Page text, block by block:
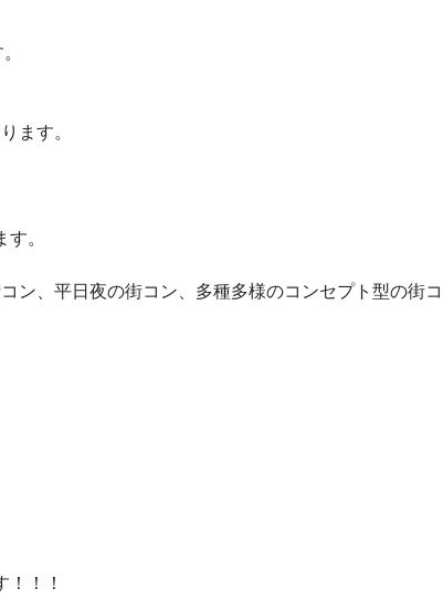
ます。
。
、平日夜の街コン、多種多様のコンセプト型の街
！！